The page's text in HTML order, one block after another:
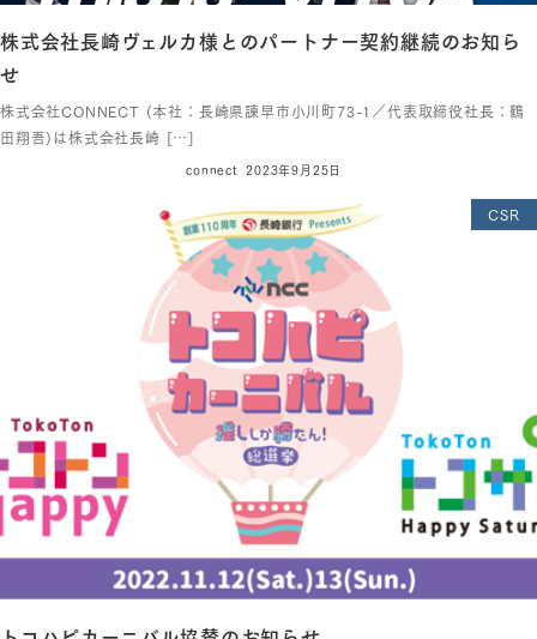
株式会社長崎ヴェルカ様とのパートナー契約継続のお知ら
せ
株式会社CONNECT (本社：長崎県諫早市小川町73-1／代表取締役社長：鶴
田翔吾)は株式会社長崎 […]
connect 2023年9月25日
CSR